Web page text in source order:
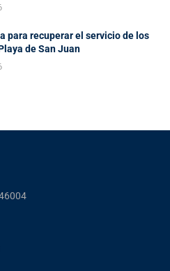
para recuperar el servicio de los
de San Juan